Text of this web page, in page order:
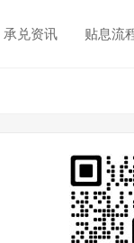
承兑资讯 贴息流